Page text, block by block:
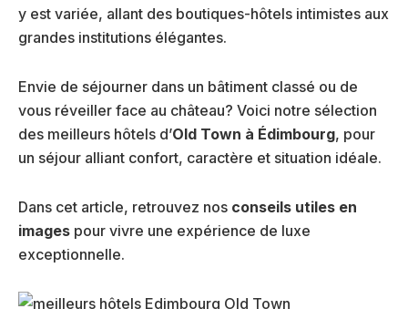
y est variée, allant des boutiques-hôtels intimistes aux
grandes institutions élégantes.
Envie de séjourner dans un bâtiment classé ou de
vous réveiller face au château? Voici notre sélection
des meilleurs hôtels d’Old Town à Édimbourg, pour
un séjour alliant confort, caractère et situation idéale.
Dans cet article, retrouvez nos conseils utiles en
images pour vivre une expérience de luxe
exceptionnelle.